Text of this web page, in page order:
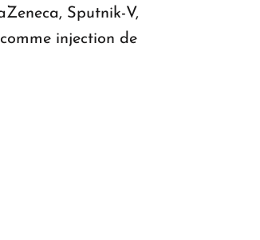
portes à Dilijan
Sputnik-V,
injection de